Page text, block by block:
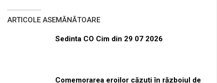
ARTICOLE ASEMĂNĂTOARE
Sedinta CO Cim din 29 07 2026
Comemorarea eroilor căzuți în războiul de